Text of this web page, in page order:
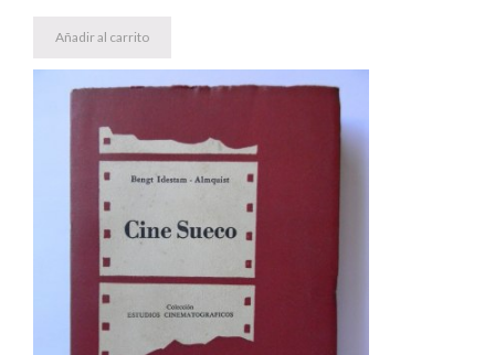
Añadir al carrito